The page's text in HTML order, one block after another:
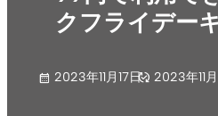
クフライデー
2023年11月17日 2023年11